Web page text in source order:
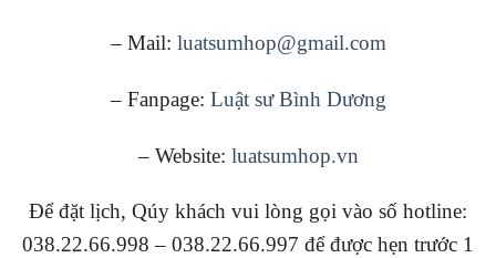
– Mail: luatsumhop@gmail.com
– Fanpage: Luật sư Bình Dương
– Website: luatsumhop.vn
Để đặt lịch, Qúy khách vui lòng gọi vào số hotline:
038.22.66.998 – 038.22.66.997 để được hẹn trước 1